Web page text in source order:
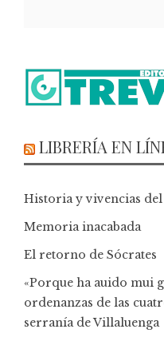
LIBRERÍA EN
Historia y vivencias
Memoria inacabada
El retorno de Sócrates
«Porque ha auido mui
ordenanzas de las
serranía de Villaluenga